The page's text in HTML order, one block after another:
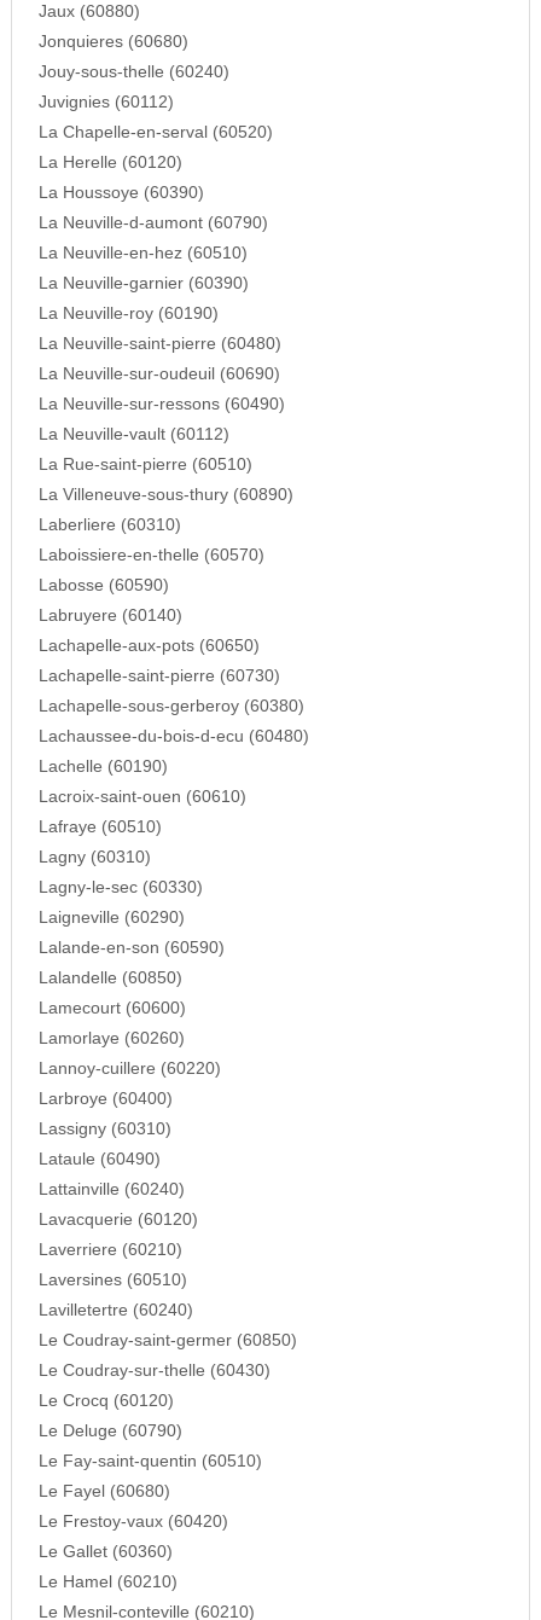
Jaux (60880)
Jonquieres (60680)
Jouy-sous-thelle (60240)
Juvignies (60112)
La Chapelle-en-serval (60520)
La Herelle (60120)
La Houssoye (60390)
La Neuville-d-aumont (60790)
La Neuville-en-hez (60510)
La Neuville-garnier (60390)
La Neuville-roy (60190)
La Neuville-saint-pierre (60480)
La Neuville-sur-oudeuil (60690)
La Neuville-sur-ressons (60490)
La Neuville-vault (60112)
La Rue-saint-pierre (60510)
La Villeneuve-sous-thury (60890)
Laberliere (60310)
Laboissiere-en-thelle (60570)
Labosse (60590)
Labruyere (60140)
Lachapelle-aux-pots (60650)
Lachapelle-saint-pierre (60730)
Lachapelle-sous-gerberoy (60380)
Lachaussee-du-bois-d-ecu (60480)
Lachelle (60190)
Lacroix-saint-ouen (60610)
Lafraye (60510)
Lagny (60310)
Lagny-le-sec (60330)
Laigneville (60290)
Lalande-en-son (60590)
Lalandelle (60850)
Lamecourt (60600)
Lamorlaye (60260)
Lannoy-cuillere (60220)
Larbroye (60400)
Lassigny (60310)
Lataule (60490)
Lattainville (60240)
Lavacquerie (60120)
Laverriere (60210)
Laversines (60510)
Lavilletertre (60240)
Le Coudray-saint-germer (60850)
Le Coudray-sur-thelle (60430)
Le Crocq (60120)
Le Deluge (60790)
Le Fay-saint-quentin (60510)
Le Fayel (60680)
Le Frestoy-vaux (60420)
Le Gallet (60360)
Le Hamel (60210)
Le Mesnil-conteville (60210)